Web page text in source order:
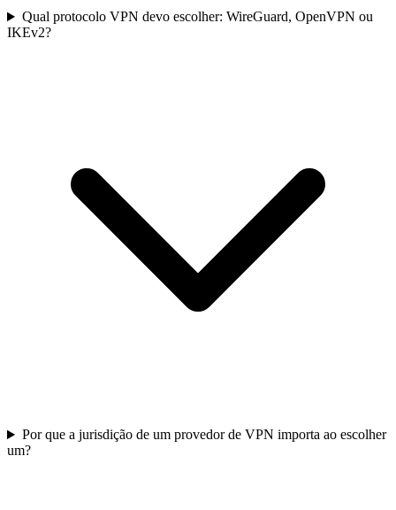
Qual protocolo VPN devo escolher: WireGuard, OpenVPN ou
IKEv2?
Por que a jurisdição de um provedor de VPN importa ao escolher
um?